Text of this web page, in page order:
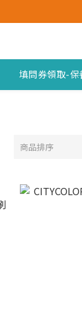
填問券領取-保
商品排序